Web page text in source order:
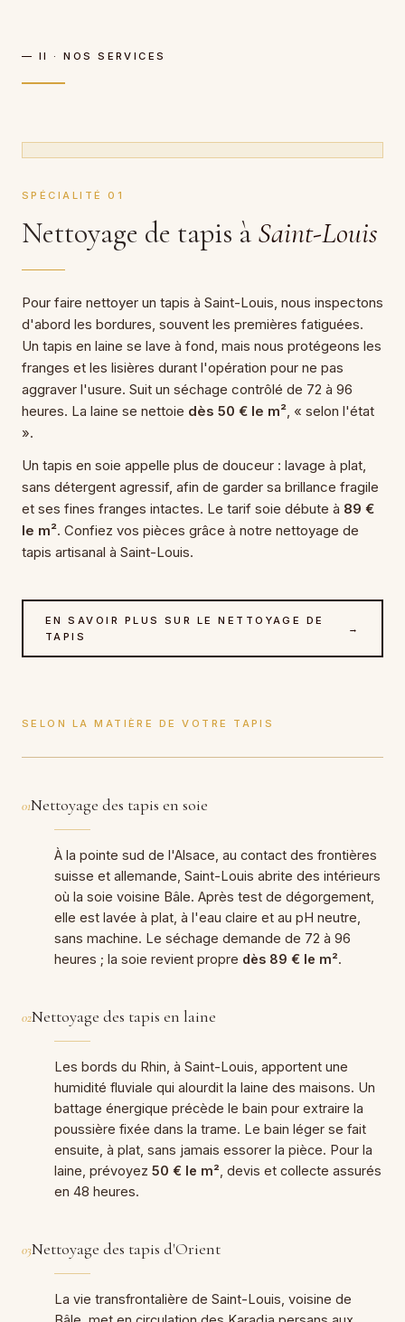
— II · NOS SERVICES
SPÉCIALITÉ 01
Nettoyage de tapis à Saint-Louis
Pour faire nettoyer un tapis à Saint-Louis, nous inspectons
d'abord les bordures, souvent les premières fatiguées.
Un tapis en laine se lave à fond, mais nous protégeons les
franges et les lisières durant l'opération pour ne pas
aggraver l'usure. Suit un séchage contrôlé de 72 à 96
heures. La laine se nettoie dès 50 € le m² , « selon l'état
».
Un tapis en soie appelle plus de douceur : lavage à plat,
sans détergent agressif, afin de garder sa brillance fragile
et ses fines franges intactes. Le tarif soie débute à 89 €
le m². Confiez vos pièces grâce à notre nettoyage de
tapis artisanal à Saint-Louis.
EN SAVOIR PLUS SUR LE NETTOYAGE DE
TAPIS
→
SELON LA MATIÈRE DE VOTRE TAPIS
01Nettoyage des tapis en soie
À la pointe sud de l'Alsace, au contact des frontières
suisse et allemande, Saint-Louis abrite des intérieurs
où la soie voisine Bâle. Après test de dégorgement,
elle est lavée à plat, à l'eau claire et au pH neutre,
sans machine. Le séchage demande de 72 à 96
heures ; la soie revient propre dès 89 € le m².
02Nettoyage des tapis en laine
Les bords du Rhin, à Saint-Louis, apportent une
humidité fluviale qui alourdit la laine des maisons. Un
battage énergique précède le bain pour extraire la
poussière fixée dans la trame. Le bain léger se fait
ensuite, à plat, sans jamais essorer la pièce. Pour la
laine, prévoyez 50 € le m² , devis et collecte assurés
en 48 heures.
03Nettoyage des tapis d'Orient
La vie transfrontalière de Saint-Louis, voisine de